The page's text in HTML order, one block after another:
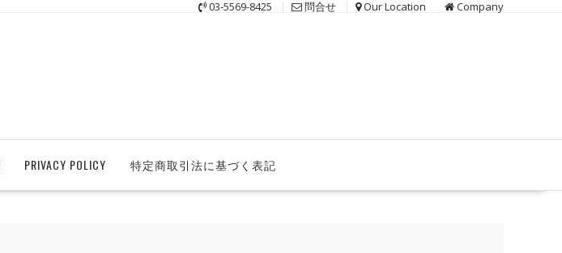
03-5569-8425 問合せ Our Location Company
PRIVACY POLICY 特定商取引法に基づく表記